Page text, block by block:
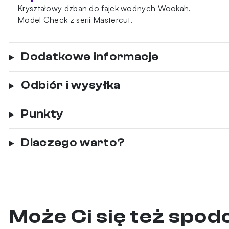
Kryształowy dzban do fajek wodnych Wookah.
Model Check z serii Mastercut.
Dodatkowe informacje
Odbiór i wysyłka
Punkty
Dlaczego warto?
Może Ci się też